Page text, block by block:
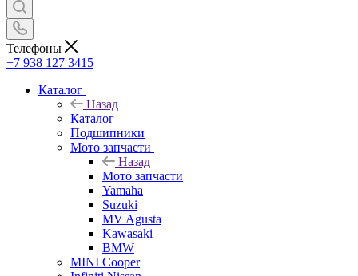
Телефоны
+7 938 127 3415
Каталог
Назад
Каталог
Подшипники
Мото запчасти
Назад
Мото запчасти
Yamaha
Suzuki
MV Agusta
Kawasaki
BMW
MINI Cooper